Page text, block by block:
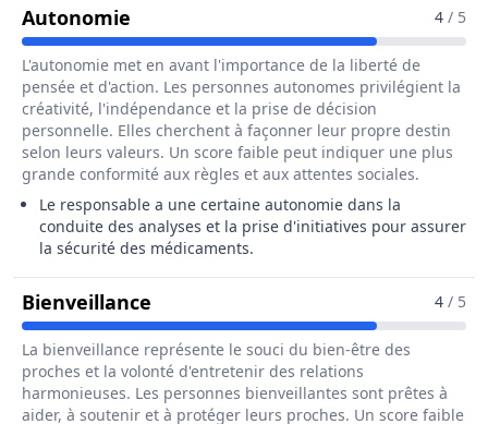
Autonomie Pour Le Métier De Responsable
4 / 5
L'autonomie met en avant l'importance de la liberté de
pensée et d'action. Les personnes autonomes privilégient la
créativité, l'indépendance et la prise de décision
personnelle. Elles cherchent à façonner leur propre destin
selon leurs valeurs. Un score faible peut indiquer une plus
grande conformité aux règles et aux attentes sociales.
Le responsable a une certaine autonomie dans la
conduite des analyses et la prise d'initiatives pour assurer
la sécurité des médicaments.
Bienveillance Pour Le Métier De Responsable
4 / 5
La bienveillance représente le souci du bien-être des
proches et la volonté d'entretenir des relations
harmonieuses. Les personnes bienveillantes sont prêtes à
aider, à soutenir et à protéger leurs proches. Un score faible